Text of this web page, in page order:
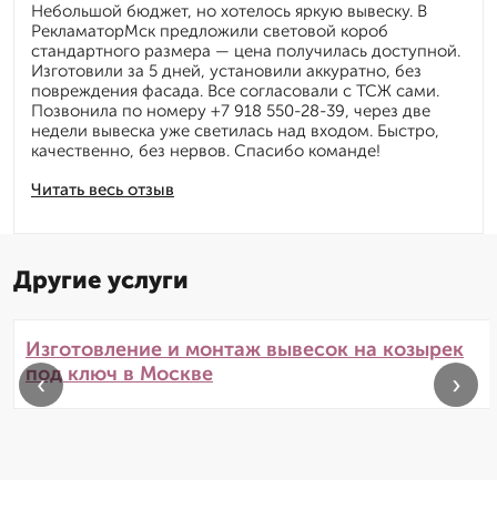
Читать весь отзыв
Небольшой бюджет, но хотелось яркую вывеску. В
РекламаторМск предложили световой короб
стандартного размера — цена получилась доступной.
Изготовили за 5 дней, установили аккуратно, без
повреждения фасада. Все согласовали с ТСЖ сами.
Позвонила по номеру +7 918 550-28-39, через две
недели вывеска уже светилась над входом. Быстро,
качественно, без нервов. Спасибо команде!
Другие услуги
Изготовление и монтаж вывесок на козырек
под ключ в Москве
‹ ›